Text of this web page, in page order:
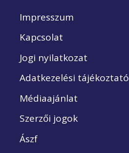
Impresszum
Kapcsolat
Jogi nyilatkozat
Adatkezelési tájékoztató
Médiaajánlat
Szerzői jogok
Ászf